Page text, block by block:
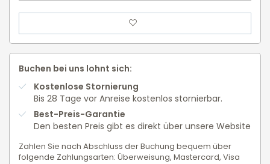
Buchen bei uns lohnt sich:
Kostenlose Stornierung
Bis 28 Tage vor Anreise kostenlos stornierbar.
Best-Preis-Garantie
Den besten Preis gibt es direkt über unsere Website
Zahlen Sie nach Abschluss der Buchung bequem über
folgende Zahlungsarten: Überweisung, Mastercard, Visa